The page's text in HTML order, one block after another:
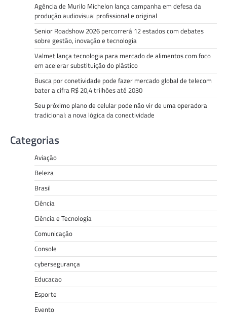
Agência de Murilo Michelon lança campanha em defesa da
produção audiovisual profissional e original
Senior Roadshow 2026 percorrerá 12 estados com debates
sobre gestão, inovação e tecnologia
Valmet lança tecnologia para mercado de alimentos com foco
em acelerar substituição do plástico
Busca por conetividade pode fazer mercado global de telecom
bater a cifra R$ 20,4 trilhões até 2030
Seu próximo plano de celular pode não vir de uma operadora
tradicional: a nova lógica da conectividade
Categorias
Aviação
Beleza
Brasil
Ciência
Ciência e Tecnologia
Comunicação
Console
cybersegurança
Educacao
Esporte
Evento